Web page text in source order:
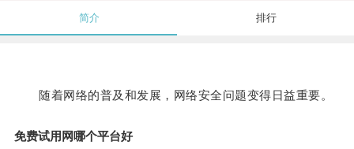
简介 排行
随着网络的普及和发展，网络安全问题变得日益重要。
免费试用网哪个平台好